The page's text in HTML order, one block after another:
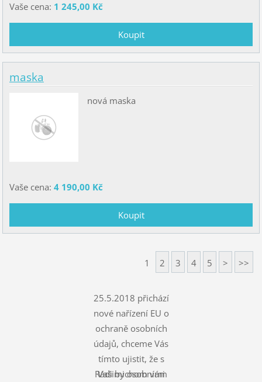
Vaše cena: 1 245,00 Kč
maska
nová maska
Vaše cena: 4 190,00 Kč
1 2 3 4 5 > >>
25.5.2018 přichází
nové nařízení EU o
ochraně osobních
údajů, chceme Vás
tímto ujistit, že s
Vašimi osobními
Rádi bychom vám